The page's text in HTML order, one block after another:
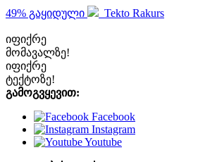
49% გაყიდული Tekto Rakurs
იფიქრე
მომავალზე!
იფიქრე
ტექტოზე!
გამოგვყევით:
Facebook
Instagram
Youtube